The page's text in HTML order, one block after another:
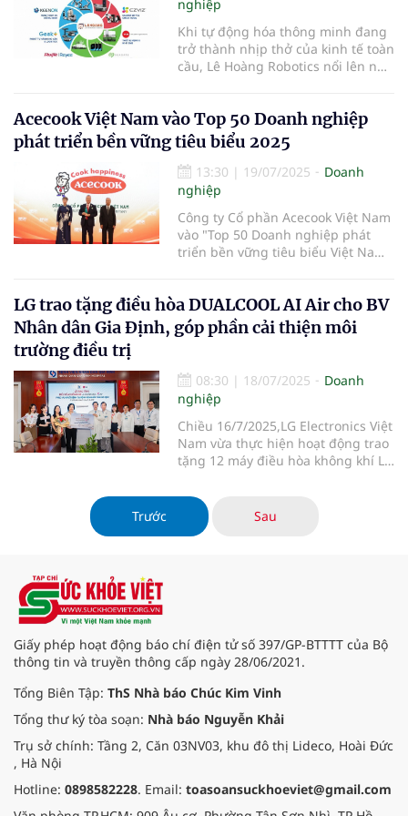
nghiệp
Khi tự động hóa thông minh đang
trở thành nhịp thở của kinh tế toàn
cầu, Lê Hoàng Robotics nổi lên như
tạo về gần hơn với đời sống.
Acecook Việt Nam vào Top 50 Doanh nghiệp
phát triển bền vững tiêu biểu 2025
13:30 | 19/07/2025
Doanh
nghiệp
Công ty Cổ phần Acecook Việt Nam
vào "Top 50 Doanh nghiệp phát
triển bền vững tiêu biểu Việt Nam
LG trao tặng điều hòa DUALCOOL AI Air cho BV
Nhân dân Gia Định, góp phần cải thiện môi
trường điều trị
08:30 | 18/07/2025
Doanh
nghiệp
Chiều 16/7/2025,LG Electronics Việt
Nam vừa thực hiện hoạt động trao
tặng 12 máy điều hòa không khí LG
Nhân dân Gia Định. Hoạt động này
thể hiện mong muốn của LG trong
việc góp phần nâng cao chất lượng
Trước Sau
Giấy phép hoạt động báo chí điện tử số 397/GP-BTTTT của Bộ
thông tin và truyền thông cấp ngày 28/06/2021.
Tổng Biên Tập: ThS Nhà báo Chúc Kim Vinh
Tổng thư ký tòa soạn: Nhà báo Nguyễn Khải
Trụ sở chính: Tầng 2, Căn 03NV03, khu đô thị Lideco, Hoài Đức
, Hà Nội
Hotline: 0898582228. Email: toasoansuckhoeviet@gmail.com